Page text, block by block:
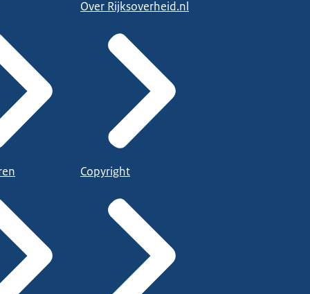
Over Rijksoverheid.nl
Copyright